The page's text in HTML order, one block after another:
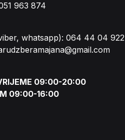
963 874
whatsapp): 064 44 04 922
09:00-20:00
09:00-16:00